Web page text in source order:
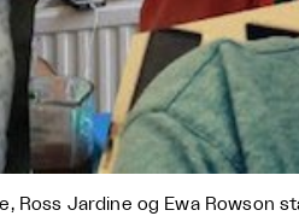
Ross Jardine og Ewa Rowson